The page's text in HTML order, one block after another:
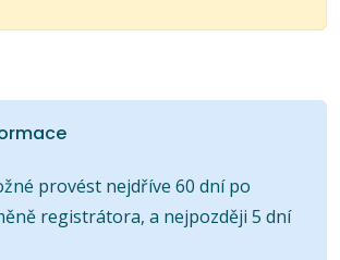
provést nejdříve 60 dní po
registrátora, a nejpozději 5 dní